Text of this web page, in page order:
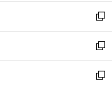
く
で
開
く
ン
ド
ウ
で
開
く
ウ
ィ
ン
ド
ウ
で
し
い
ウ
ィ
ン
ド
新
し
い
ウ
ィ
新
し
い
新